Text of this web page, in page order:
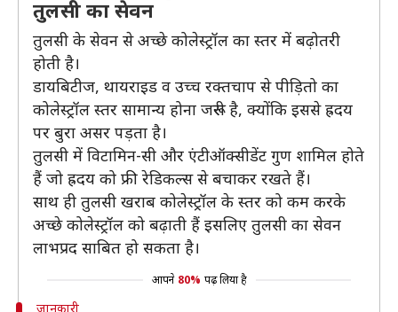
तुलसी का सेवन
तुलसी के सेवन से अच्छे कोलेस्ट्रॉल का स्तर में बढ़ोतरी
होती है।
डायबिटीज, थायराइड व उच्च रक्तचाप से पीड़ितो का
कोलेस्ट्रॉल स्तर सामान्य होना जरूरी है, क्योंकि इससे ह्रदय
पर बुरा असर पड़ता है।
तुलसी में विटामिन-सी और एंटीऑक्सीडेंट गुण शामिल होते
हैं जो ह्रदय को फ्री रेडिकल्स से बचाकर रखते हैं।
साथ ही तुलसी खराब कोलेस्ट्रॉल के स्तर को कम करके
अच्छे कोलेस्ट्रॉल को बढ़ाती हैं इसलिए तुलसी का सेवन
लाभप्रद साबित हो सकता है।
आपने 80% पढ़ लिया है
जानकारी